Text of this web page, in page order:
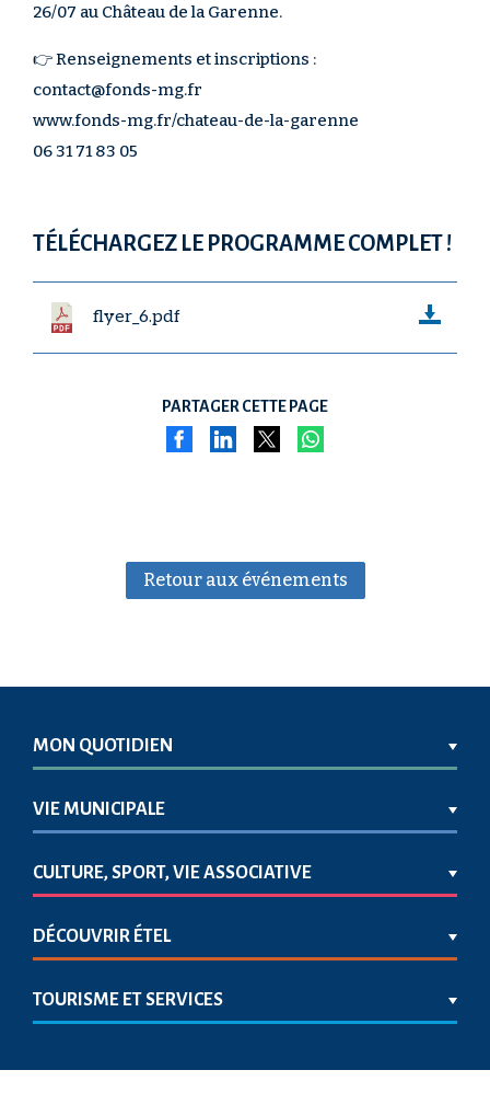
26/07 au Château de la Garenne.
👉 Renseignements et inscriptions :
contact@fonds-mg.fr
www.fonds-mg.fr/chateau-de-la-garenne
06 31 71 83 05
TÉLÉCHARGEZ LE PROGRAMME COMPLET !
flyer_6.pdf
PARTAGER CETTE PAGE
Retour aux événements
MON QUOTIDIEN
VIE MUNICIPALE
CULTURE, SPORT, VIE ASSOCIATIVE
DÉCOUVRIR ÉTEL
TOURISME ET SERVICES